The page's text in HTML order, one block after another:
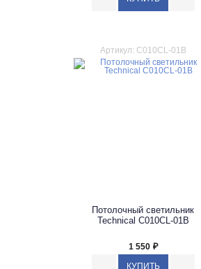
Артикул: C010CL-01B
Потолочный светильник
Technical C010CL-01B
1 550 ₽